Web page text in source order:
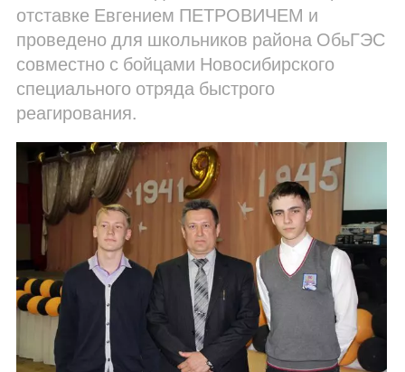
отставке Евгением ПЕТРОВИЧЕМ и
проведено для школьников района ОбьГЭС
совместно с бойцами Новосибирского
специального отряда быстрого
реагирования.